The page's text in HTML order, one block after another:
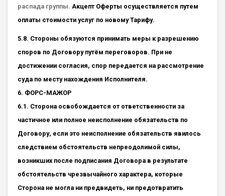
распада группы. Акцепт Оферты осуществляется путем
оплаты стоимости услуг по новому Тарифу.
5.8. Стороны обязуются принимать меры к разрешению
споров по Договору путём переговоров. При не
достижении согласия, спор передается на рассмотрение
суда по месту нахождения Исполнителя.
6. ФОРС-МАЖОР
6.1. Сторона освобождается от ответственности за
частичное или полное неисполнение обязательств по
Договору, если это неисполнение обязательств явилось
следствием обстоятельств непреодолимой силы,
возникших после подписания Договора в результате
обстоятельств чрезвычайного характера, которые
Сторона не могла ни предвидеть, ни предотвратить